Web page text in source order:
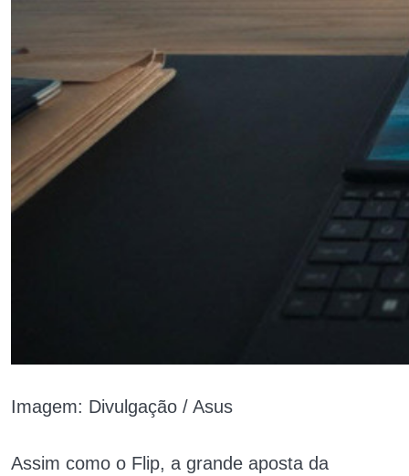
Imagem: Divulgação / Asus
Assim como o Flip, a grande aposta da